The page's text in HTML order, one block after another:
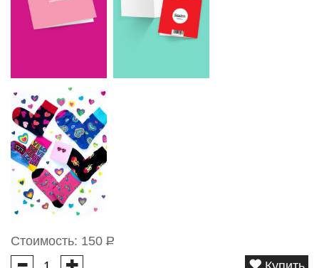
Стоимость: 150 Р